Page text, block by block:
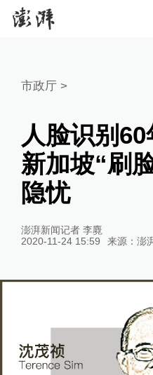
市政厅>
人脸识别60
新加坡“刷
隐忧
澎湃新闻记者 李麑
2020-11-24 15:59
来源： 澎